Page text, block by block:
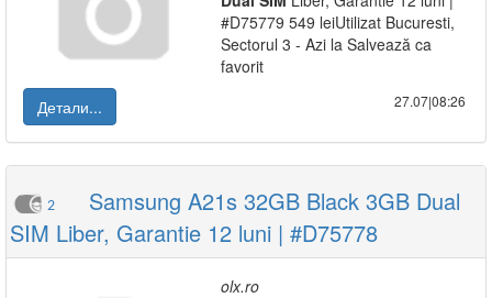
#D75779 549 leiUtilizat Bucuresti,
Sectorul 3 - Azi la Salvează ca
favorit
Детали...
27.07|08:26
2
Samsung A21s 32GB Black 3GB Dual
SIM Liber, Garantie 12 luni | #D75778
olx.ro